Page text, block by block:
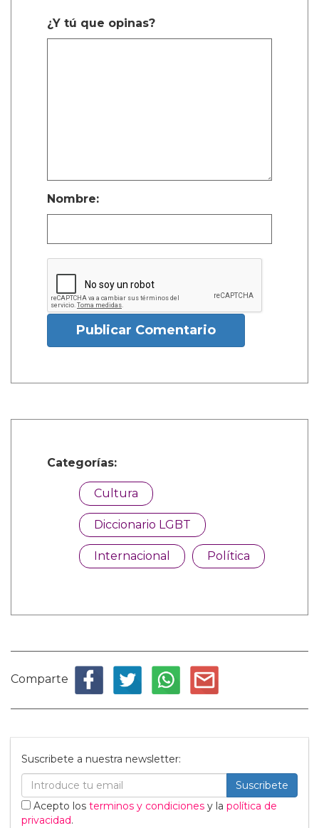
¿Y tú que opinas?
Nombre:
Publicar Comentario
Categorías:
Cultura
Diccionario LGBT
Internacional Política
Comparte
Suscribete a nuestra newsletter:
Suscribete
Acepto los terminos y condiciones y la política de
privacidad.